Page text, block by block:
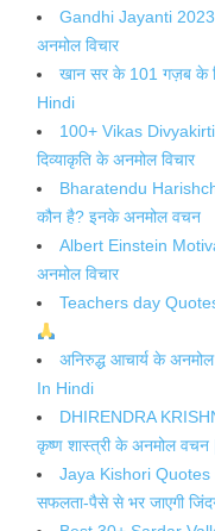
Gandhi Jayanti 2023
अनमोल विचार
खान सर के 101 गज़ब के
Hindi
100+ Vikas
दिव्याकृति के अनमोल विचार
Bharatendu
कौन है? इनके अनमोल वचन
Albert Einstein
अनमोल विचार
Teachers day
अनिरुद्ध आचार्य के
In Hindi
DHIRENDRA
कृष्ण शास्त्री के अनमोल वचन
Jaya Kishori Quotes
सफलता-पैसे से भर जाएगी